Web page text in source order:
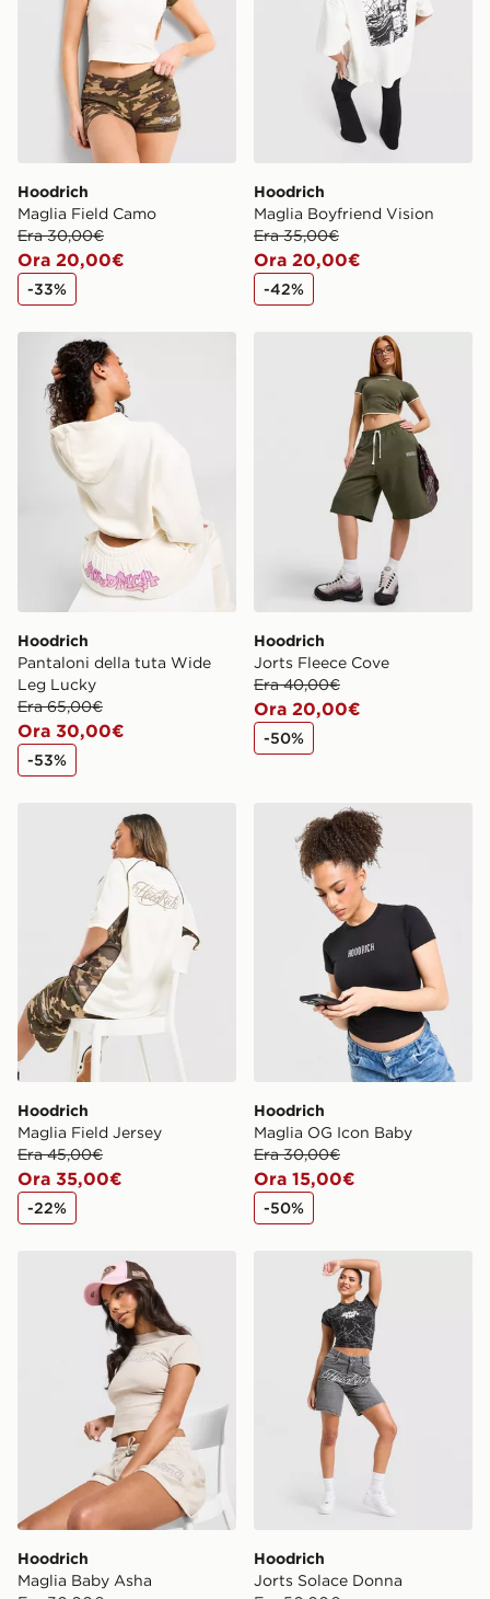
Hoodrich
Maglia Field Camo
Era 30,00€
Ora 20,00€
-33%
Hoodrich
Maglia Boyfriend Vision
Era 35,00€
Ora 20,00€
-42%
Hoodrich Pantaloni della tuta Wide Leg Lucky
Hoodrich
Pantaloni della tuta Wide
Leg Lucky
Era 65,00€
Ora 30,00€
-53%
Hoodrich Jorts Fleece Cove
Hoodrich
Jorts Fleece Cove
Era 40,00€
Ora 20,00€
-50%
Hoodrich Maglia Field Jersey
Hoodrich
Maglia Field Jersey
Era 45,00€
Ora 35,00€
-22%
Hoodrich Maglia OG Icon
Hoodrich
Maglia OG Icon Baby
Era 30,00€
Ora 15,00€
-50%
Hoodrich Maglia Baby Asha
Hoodrich
Maglia Baby Asha
Hoodrich Jorts Solace
Hoodrich
Jorts Solace Donna